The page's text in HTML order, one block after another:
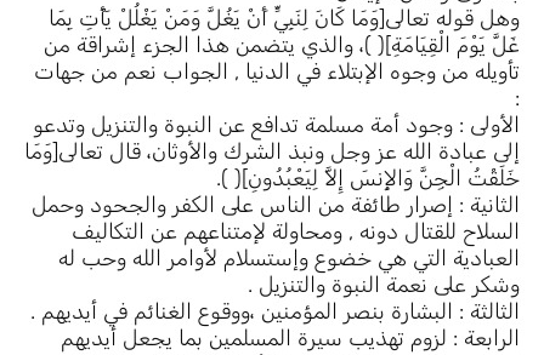
وهل قوله تعالى[وَمَا كَانَ لِنَبِيٍّ أَنْ يَغُلَّ وَمَنْ يَغْلُلْ يَأْتِ بِمَا
غَلَّ يَوْمَ الْقِيَامَةِ]( )، والذي يتضمن هذا الجزء إشراقة من
تأويله من وجوه الإبتلاء في الدنيا , الجواب نعم من جهات
:
الأولى : وجود أمة مسلمة تدافع عن النبوة والتنزيل وتدعو
إلى عبادة الله عز وجل ونبذ الشرك والأوثان، قال تعالى[وَمَا
خَلَقْتُ الْجِنَّ وَالإِنسَ إِلاَّ لِيَعْبُدُونِ]( ).
الثانية : إصرار طائفة من الناس على الكفر والجحود وحمل
السلاح للقتال دونه , ومحاولة لإمتناعهم عن التكاليف
العبادية التي هي خضوع وإستسلام لأوامر الله وحب له
وشكر على نعمة النبوة والتنزيل .
الثالثة : البشارة بنصر المؤمنين ،ووقوع الغنائم في أيديهم .
الرابعة : لزوم تهذيب سيرة المسلمين بما يجعل أيديهم